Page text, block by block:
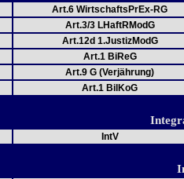
Art.6 WirtschaftsPrEx-RG
Art.3/3 LHaftRModG
Art.12d 1.JustizModG
Art.1 BiReG
Art.9 G (Verjährung)
Art.1 BilKoG
IntV